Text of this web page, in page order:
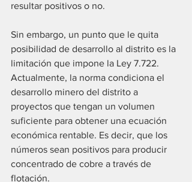
resultar positivos o no.
Sin embargo, un punto que le quita
posibilidad de desarrollo al distrito es la
limitación que impone la Ley 7.722.
Actualmente, la norma condiciona el
desarrollo minero del distrito a
proyectos que tengan un volumen
suficiente para obtener una ecuación
económica rentable. Es decir, que los
números sean positivos para producir
concentrado de cobre a través de
flotación.